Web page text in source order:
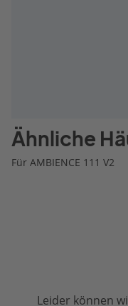
Ähnliche
Für AMBIENCE 111 V2
Leider können